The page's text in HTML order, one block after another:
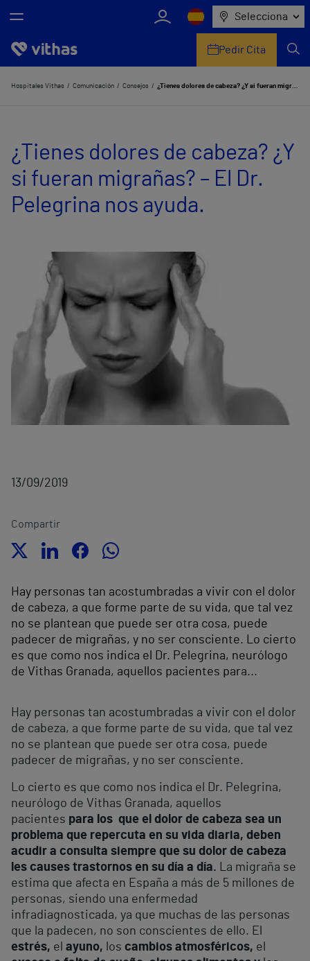
Selecciona
Nosotros
Servicios de salud
Equipo médico y asistencial
Información útil
Comunicación
Pedir Cita
Hospitales Vithas Comunicación Consejos ¿Tienes dolores de cabeza? ¿Y si fueran migrañas? – El Dr. Pelegrina nos ayuda.
¿Tienes dolores de cabeza? ¿Y
si fueran migrañas? – El Dr.
Pelegrina nos ayuda.
13/09/2019
Compartir
Hay personas tan acostumbradas a vivir con el dolor
de cabeza, a que forme parte de su vida, que tal vez
no se plantean que puede ser otra cosa, puede
padecer de migrañas, y no ser consciente. Lo cierto
es que como nos indica el Dr. Pelegrina, neurólogo
de Vithas Granada, aquellos pacientes para...
Hay personas tan acostumbradas a vivir con el dolor
de cabeza, a que forme parte de su vida, que tal vez
no se plantean que puede ser otra cosa, puede
padecer de migrañas, y no ser consciente.
Lo cierto es que como nos indica el Dr. Pelegrina,
neurólogo de Vithas Granada, aquellos
pacientes para los que el dolor de cabeza sea un
problema que repercuta en su vida diaria, deben
acudir a consulta siempre que su dolor de cabeza
les causes trastornos en su día a día.
La migraña se
estima que afecta en España a más de 5 millones de
personas, siendo una enfermedad
infradiagnosticada, ya que muchas de las personas
que la padecen, no son conscientes de ello. El
estrés, el ayuno, los cambios atmosféricos, el